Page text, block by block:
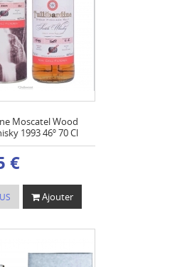
Moscatel Wood
1993 46º 70 Cl
€
Ajouter